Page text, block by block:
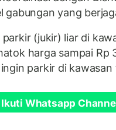
gabungan yang
parkir (jukir) liar di
harga sampai Rp
parkir di kawasan
Ikuti Whatsapp